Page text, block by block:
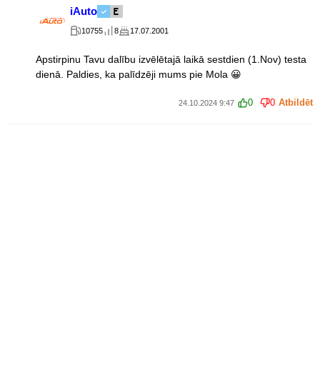
iAuto
10755 8 17.07.2001
Apstirpinu Tavu dalību izvēlētajā laikā sestdien (1.Nov) testa
dienā. Paldies, ka palīdzēji mums pie Mola 😀
24.10.2024 9:47 0 0 Atbildēt